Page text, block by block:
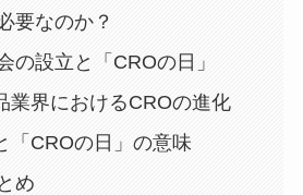
要なのか？
の設立と「CROの日」
業界におけるCROの進化
「CROの日」の意味
め